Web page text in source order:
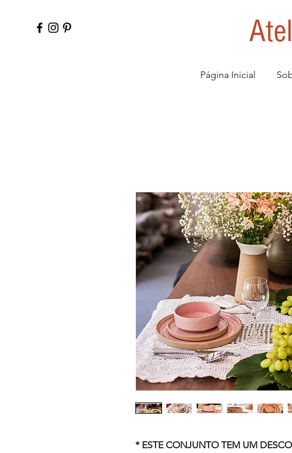
Página Inicial
* ESTE CONJUNTO TEM UM